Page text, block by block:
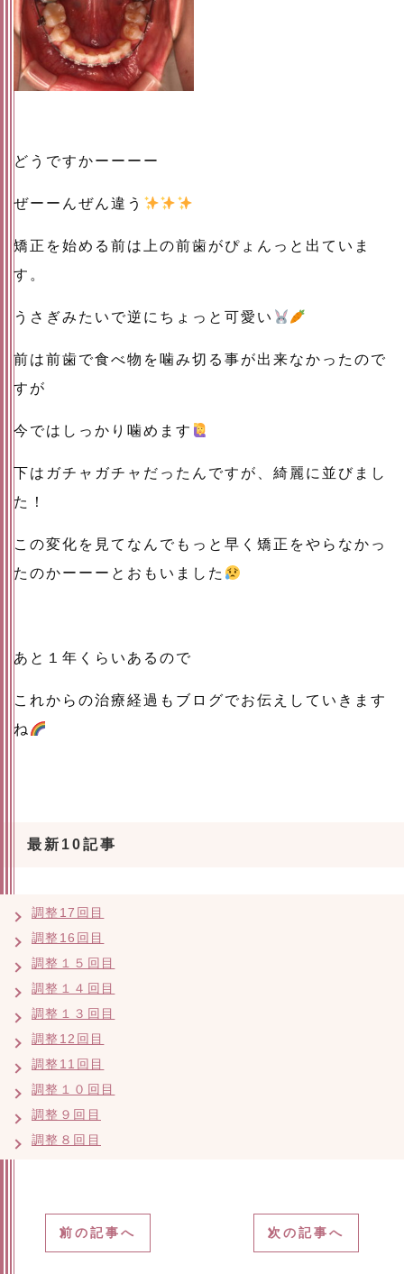
どうですかーーーー
ぜーーんぜん違う
矯正を始める前は上の前歯がぴょんっと出ていま
す。
うさぎみたいで逆にちょっと可愛い
前は前歯で食べ物を噛み切る事が出来なかったので
すが
今ではしっかり噛めます
下はガチャガチャだったんですが、綺麗に並びまし
た！
この変化を見てなんでもっと早く矯正をやらなかっ
たのかーーーとおもいました
あと１年くらいあるので
これからの治療経過もブログでお伝えしていきます
ね
最新10記事
調整17回目
調整16回目
調整１５回目
調整１４回目
調整１３回目
調整12回目
調整11回目
調整１０回目
調整９回目
調整８回目
前の記事へ 次の記事へ